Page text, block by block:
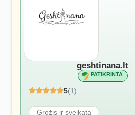
geshtinana.lt
PATIKRINTA
5(1)
Grožis ir sveikata